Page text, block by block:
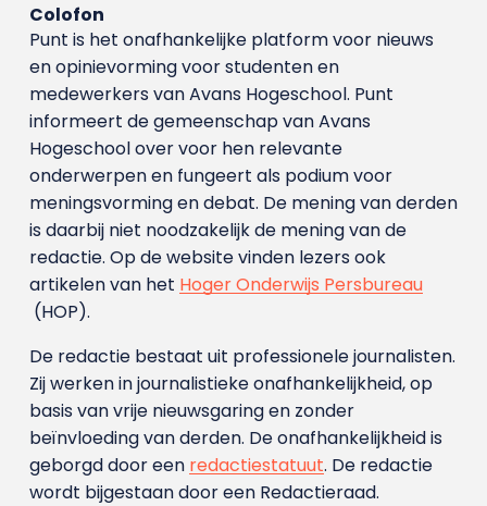
Colofon
Punt is het onafhankelijke platform voor nieuws
en opinievorming voor studenten en
medewerkers van Avans Hoge­school. Punt
informeert de gemeenschap van Avans
Hogeschool over voor hen relevante
onderwerpen en fungeert als podium voor
meningsvorming en debat. De mening van derden
is daarbij niet noodzakelijk de mening van de
redactie. Op de website vinden lezers ook
artikelen van het Hoger Onderwijs Persbureau
(HOP).
De redactie bestaat uit professionele journalisten.
Zij werken in journalistieke onafhankelijkheid, op
basis van vrije nieuwsgaring en zonder
beïnvloeding van derden. De onafhankelijkheid is
geborgd door een redactiestatuut. De redactie
wordt bijgestaan door een Redactieraad.